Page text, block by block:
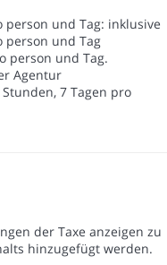
person und Tag: inklusive
person und Tag
person und Tag.
Agentur
7 Tagen pro
der Taxe anzeigen zu
hinzugefügt werden.